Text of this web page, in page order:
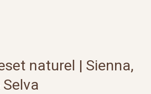
naturel | Sienna,